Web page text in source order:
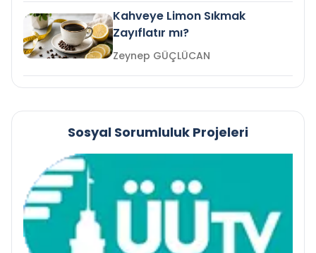
Kahveye Limon Sıkmak
Zayıflatır mı?
Zeynep GÜÇLÜCAN
Sosyal Sorumluluk Projeleri